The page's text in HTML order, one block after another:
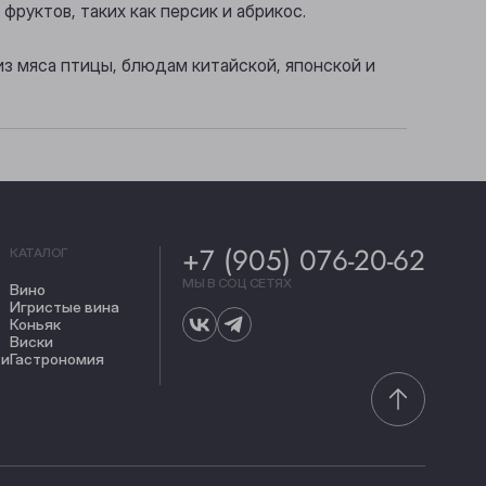
таких как персик и абрикос.
мяса птицы, блюдам китайской, японской и
КАТАЛОГ
Вино
Игристые вина
Коньяк
Виски
Гастрономия
+7 (905) 076-20-62
МЫ В СОЦ СЕТЯХ